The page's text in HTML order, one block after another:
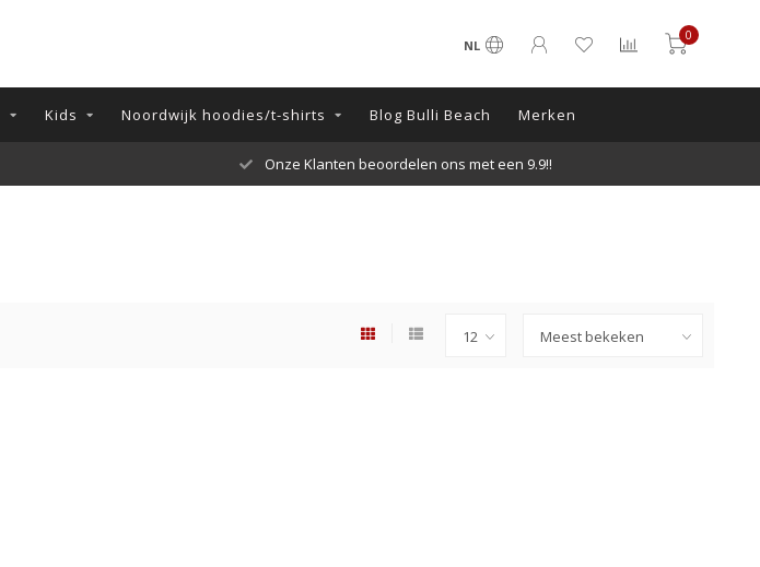
NL
0
Kids Noordwijk hoodies/t-shirts Blog Bulli Beach Merken
Gratis verzending vanaf €50,-- (in Nederland)